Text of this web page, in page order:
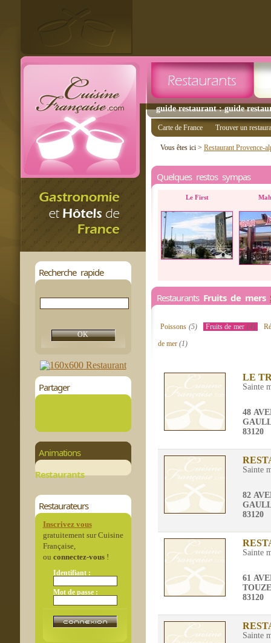
guide restaurant : guide
Recherche rapide
Partager
Animations
Restaurants
Restaurateurs
Inscrivez vous
gratuitement sur Cuisine
Française,
ou connectez-vous!
Identifiant :
Mot de passe :
Carte de France Trouver un
Vous êtes ici > Restaurant Provence-
Quelques restos sympas
Le First
Restaurants Fruits de mers
Poissons (5) Fruits de mer (4)
de mer (1)
LE
Sainte
48
83120
Sainte
82
83120
Sainte
61
83120
Sainte